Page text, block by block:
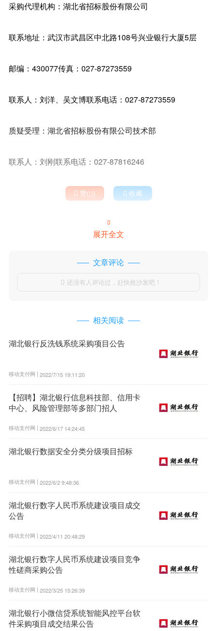
采购代理机构：湖北省招标股份有限公司
联系地址：武汉市武昌区中北路108号兴业银行大厦5层
邮编：430077传真：027-87273559
联系人：刘洋、吴文博联系电话：027-87273559
质疑受理：湖北省招标股份有限公司技术部
联系人：刘刚联系电话：027-87816246
 赞()  收藏

展开全文
文章评论
 还没有人评论过，赶快抢沙发吧！
相关阅读
湖北银行反洗钱系统采购项目公告
移动支付网 | 2022/7/15 19:11:20
【招聘】湖北银行信息科技部、信用卡
中心、风险管理部等多部门招人
移动支付网 | 2022/6/17 14:24:45
湖北银行数据安全分类分级项目招标
移动支付网 | 2022/6/2 9:48:36
湖北银行数字人民币系统建设项目成交
公告
移动支付网 | 2022/4/11 20:48:29
湖北银行数字人民币系统建设项目竞争
性磋商采购公告
移动支付网 | 2022/3/25 15:26:39
湖北银行小微信贷系统智能风控平台软
件采购项目成交结果公告